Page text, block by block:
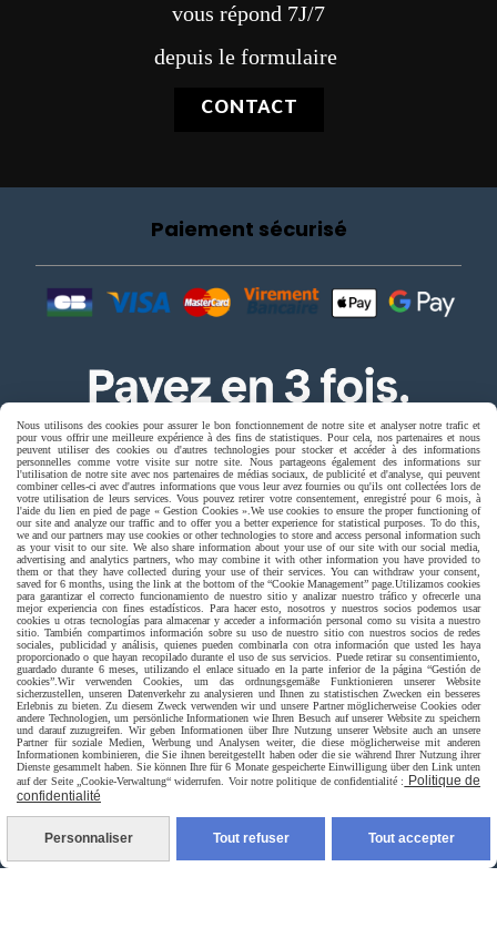
vous répond 7J/7
depuis le formulaire
CONTACT
Paiement sécurisé
Livraison rapide
livraison à domicile France et union europeen
Nous utilisons des cookies pour assurer le bon fonctionnement de notre site et analyser notre trafic et
pour vous offrir une meilleure expérience à des fins de statistiques. Pour cela, nos partenaires et nous
peuvent utiliser des cookies ou d'autres technologies pour stocker et accéder à des informations
personnelles comme votre visite sur notre site. Nous partageons également des informations sur
l'utilisation de notre site avec nos partenaires de médias sociaux, de publicité et d'analyse, qui peuvent
combiner celles-ci avec d'autres informations que vous leur avez fournies ou qu'ils ont collectées lors de
votre utilisation de leurs services. Vous pouvez retirer votre consentement, enregistré pour 6 mois, à
l'aide du lien en pied de page « Gestion Cookies ». We use cookies to ensure the proper functioning of
our site and analyze our traffic and to offer you a better experience for statistical purposes. To do this,
we and our partners may use cookies or other technologies to store and access personal information such
as your visit to our site. We also share information about your use of our site with our social media,
advertising and analytics partners, who may combine it with other information you have provided to
them or that they have collected during your use of their services. You can withdraw your consent,
saved for 6 months, using the link at the bottom of the “Cookie Management” page. Utilizamos cookies
para garantizar el correcto funcionamiento de nuestro sitio y analizar nuestro tráfico y ofrecerle una
mejor experiencia con fines estadísticos. Para hacer esto, nosotros y nuestros socios podemos usar
cookies u otras tecnologías para almacenar y acceder a información personal como su visita a nuestro
sitio. También compartimos información sobre su uso de nuestro sitio con nuestros socios de redes
sociales, publicidad y análisis, quienes pueden combinarla con otra información que usted les haya
proporcionado o que hayan recopilado durante el uso de sus servicios. Puede retirar su consentimiento,
guardado durante 6 meses, utilizando el enlace situado en la parte inferior de la página “Gestión de
cookies”. Wir verwenden Cookies, um das ordnungsgemäße Funktionieren unserer Website
sicherzustellen, unseren Datenverkehr zu analysieren und Ihnen zu statistischen Zwecken ein besseres
Erlebnis zu bieten. Zu diesem Zweck verwenden wir und unsere Partner möglicherweise Cookies oder
andere Technologien, um persönliche Informationen wie Ihren Besuch auf unserer Website zu speichern
und darauf zuzugreifen. Wir geben Informationen über Ihre Nutzung unserer Website auch an unsere
Partner für soziale Medien, Werbung und Analysen weiter, die diese möglicherweise mit anderen
Informationen kombinieren, die Sie ihnen bereitgestellt haben oder die sie während Ihrer Nutzung ihrer
Dienste gesammelt haben. Sie können Ihre für 6 Monate gespeicherte Einwilligung über den Link unten
auf der Seite „Cookie-Verwaltung“ widerrufen. Voir notre politique de confidentialité :
Politique de
confidentialité
Personnaliser Tout refuser Tout accepter